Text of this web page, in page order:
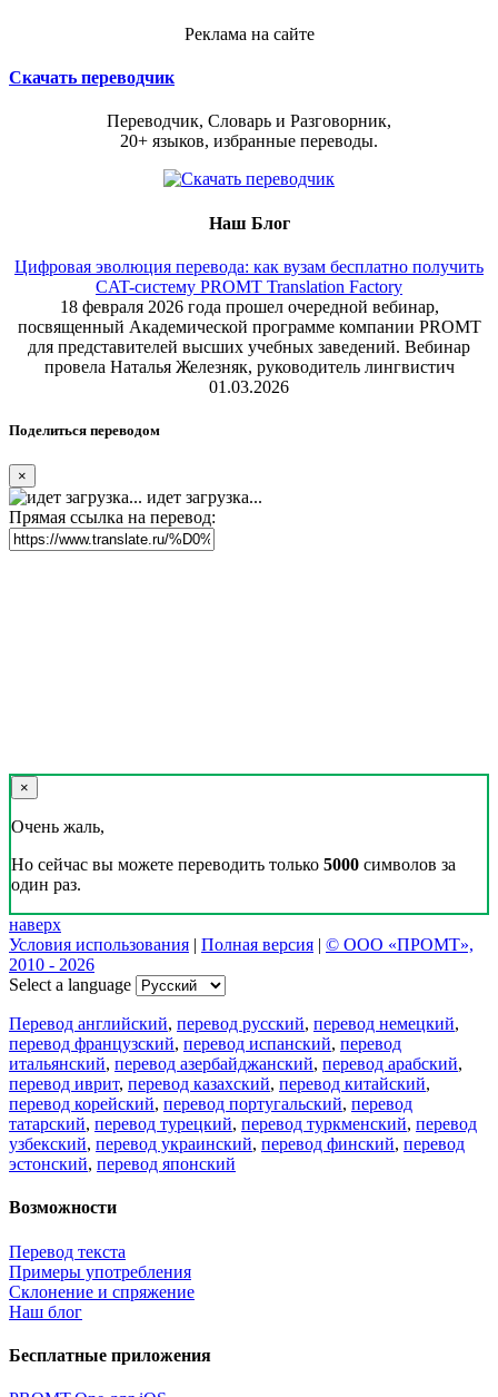
Реклама на сайте
Скачать переводчик
Переводчик, Словарь и Разговорник,
20+ языков, избранные переводы.
Наш Блог
Цифровая эволюция перевода: как вузам бесплатно получить
CAT-систему PROMT Translation Factory
18 февраля 2026 года прошел очередной вебинар,
посвященный Академической программе компании PROMT
для представителей высших учебных заведений. Вебинар
провела Наталья Железняк, руководитель лингвистич
01.03.2026
Поделиться переводом
×
идет загрузка...
Прямая ссылка на перевод:
×
Очень жаль,
Но сейчас вы можете переводить только 5000 символов за
один раз.
наверх
Условия использования | Полная версия | © ООО «ПРОМТ»,
2010 - 2026
Select a language
Перевод английский, перевод русский, перевод немецкий,
перевод французский, перевод испанский, перевод
итальянский, перевод азербайджанский, перевод арабский,
перевод иврит, перевод казахский, перевод китайский,
перевод корейский, перевод португальский, перевод
татарский, перевод турецкий, перевод туркменский, перевод
узбекский, перевод украинский, перевод финский, перевод
эстонский, перевод японский
Возможности
Перевод текста
Примеры употребления
Склонение и спряжение
Наш блог
Бесплатные приложения